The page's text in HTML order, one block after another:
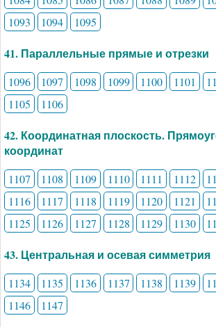
1093
1094 1095
41. Параллельные прямые и отрезки
1096 1097 1098 1099 1100 1101
1105
1106
42. Координатная плоскость.
координат
1107 1108 1109 1110 1111 1112
1116
1117 1118 1119 1120 1121
1125
1126 1127 1128 1129 1130
43. Центральная и осевая симметрия
1134 1135 1136 1137 1138 1139
1146
1147